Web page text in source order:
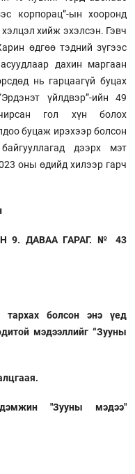
корпорац”-ын хооронд
хийж эхэлсэн. Гэвч
өдгөө тэдний зүгээс
дахин маргаан
нь гарцаагүй буцах
үйлдвэр”-ийн 49
гол хүн болох
буцаж ирэхээр болсон
дээрх мэт
оны өдийд хилээр гарч
9. ДАВАА ГАРАГ. № 43
тархах болсон энэ үед
мэдээллийг “Зууны
"Зууны мэдээ"